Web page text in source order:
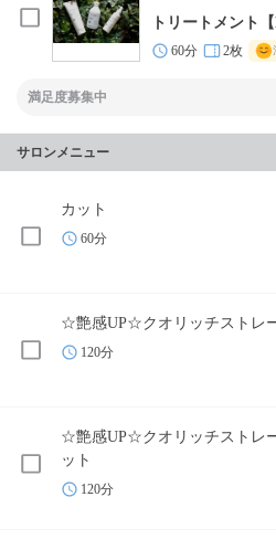
トリートメント
60分 2枚
満足度募集中
サロンメニュー
カット
60分
☆艶感UP☆クオリッチストレ
120分
☆艶感UP☆クオリッチストレ
ット
120分